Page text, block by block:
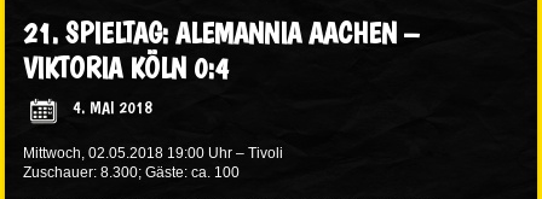
21. SPIELTAG: ALEMANNIA AACHEN –
VIKTORIA KÖLN 0:4
4. MAI 2018
Mittwoch, 02.05.2018 19:00 Uhr – Tivoli
Zuschauer: 8.300; Gäste: ca. 100